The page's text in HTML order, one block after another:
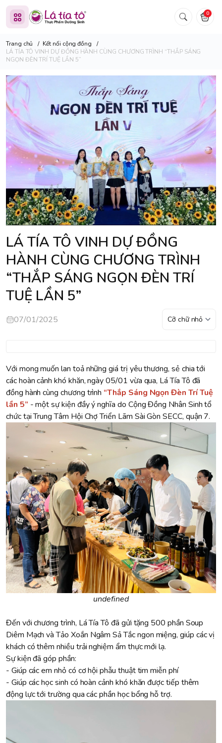
0
Trang chủ / Kết nối cộng đồng
/
LÁ TÍA TÔ VINH DỰ ĐỒNG HÀNH CÙNG CHƯƠNG TRÌNH “THẮP SÁNG
NGỌN ĐÈN TRÍ TUỆ LẦN 5”
LÁ TÍA TÔ VINH DỰ ĐỒNG
HÀNH CÙNG CHƯƠNG TRÌNH
“THẮP SÁNG NGỌN ĐÈN TRÍ
TUỆ LẦN 5”
07/01/2025
Với mong muốn lan toả những giá trị yêu thương, sẻ chia tới
các hoàn cảnh khó khăn, ngày 05/01 vừa qua, Lá Tía Tô đã
đồng hành cùng chương trình “Thắp Sáng Ngọn Đèn Trí Tuệ
lần 5” - một sự kiện đầy ý nghĩa do Cộng Đồng Nhân Sinh tổ
chức tại Trung Tâm Hội Chợ Triển Lãm Sài Gòn SECC, quận 7.
undefined
Đến với chương trình, Lá Tía Tô đã gửi tặng 500 phần Soup
Diêm Mạch và Tảo Xoắn Ngâm Sả Tắc ngon miệng, giúp các vị
khách có thêm nhiều trải nghiệm ẩm thực mới lạ.
Sự kiện đã góp phần:
- Giúp các em nhỏ có cơ hội phẫu thuật tim miễn phí
- Giúp các học sinh có hoàn cảnh khó khăn được tiếp thêm
động lực tới trường qua các phần học bổng hỗ trợ.